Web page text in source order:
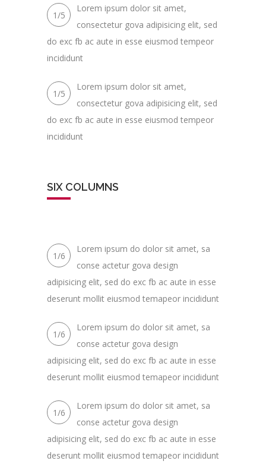
1/5
Lorem ipsum dolor sit amet,
consectetur gova adipisicing elit, sed
do exc fb ac aute in esse eiusmod tempeor
incididunt
1/5
Lorem ipsum dolor sit amet,
consectetur gova adipisicing elit, sed
do exc fb ac aute in esse eiusmod tempeor
incididunt
SIX COLUMNS
1/6
Lorem ipsum do dolor sit amet, sa
conse actetur gova design
adipisicing elit, sed do exc fb ac aute in esse
deserunt mollit eiusmod temapeor incididunt
1/6
Lorem ipsum do dolor sit amet, sa
conse actetur gova design
adipisicing elit, sed do exc fb ac aute in esse
deserunt mollit eiusmod temapeor incididunt
1/6
Lorem ipsum do dolor sit amet, sa
conse actetur gova design
adipisicing elit, sed do exc fb ac aute in esse
deserunt mollit eiusmod temapeor incididunt